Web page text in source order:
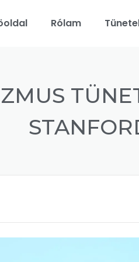
Rólam